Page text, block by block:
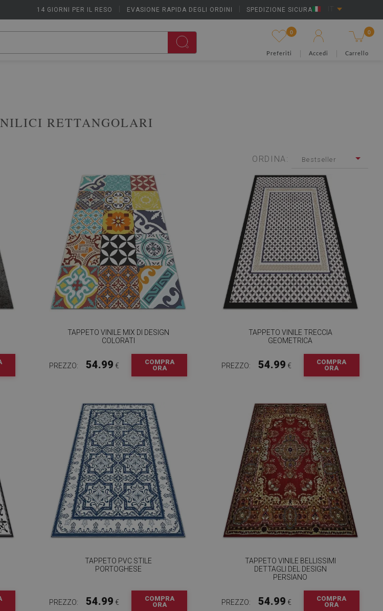
14 GIORNI PER IL RESO EVASIONE RAPIDA DEGLI ORDINI SPEDIZIONE SICURA
0
Preferiti Accedi
0
Carrello
RETTANGOLARI
ORDINA: Bestseller
TAPPETO VINILE MIX DI DESIGN
COLORATI
PREZZO: 54.99 €
COMPRA
ORA
TAPPETO VINILE TRECCIA
GEOMETRICA
PREZZO: 54.99 €
COMPRA
ORA
TAPPETO PVC STILE
PORTOGHESE
PREZZO: 54.99 €
COMPRA
ORA
TAPPETO VINILE BELLISSIMI
DETTAGLI DEL DESIGN
PERSIANO
PREZZO: 54.99 €
COMPRA
ORA